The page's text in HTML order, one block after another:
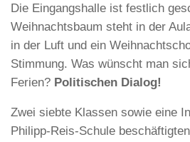
Die Eingangshalle ist festlich
Weihnachtsbaum steht in der
in der Luft und ein
Stimmung. Was wünscht man
Ferien? Politischen Dialog!
Zwei siebte Klassen sowie eine
Philipp-Reis-Schule